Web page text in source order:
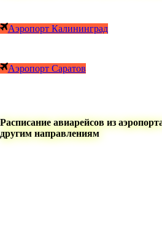
Аэропорт Калининград
Аэропорт Саратов
Расписание авиарейсов из
другим направлениям